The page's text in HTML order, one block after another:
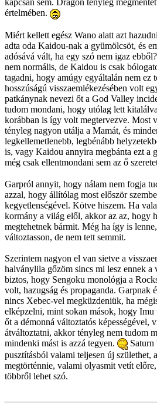
kapcsán sem. Dragon tényleg
értelmében.
Miért kellett egész Wano alatt azt
adta oda Kaidou-nak a gyümölcsöt, és
adósává vált, ha egy szó nem igaz
nem normális, de Kaidou is csak
tagadni, hogy amúgy egyáltalán nem ez
hosszúságú visszaemlékezésében volt
patkánynak nevezi őt a God Valley
tudom mondani, hogy utólag lett
korábban is így volt megtervezve. Most
tényleg nagyon utálja a Mamát, és
legkellemetlenebb, legbénább
is, vagy Kaidou annyira megbánta ezt a
még csak ellentmondani sem az ő
Garpról annyit, hogy nálam nem fogja
azzal, hogy állítólag most először
kegyetlenségével. Kötve hiszem. Ha
kormány a világ elől, akkor az az, hogy
megtehetnek bármit. Még ha így is
változtasson, de nem tett semmit.
Szerintem nagyon el van sietve a
halványlila gőzöm sincs mi lesz ennek a
biztos, hogy Sengoku monológja a
volt, hazugság és propaganda. Garpnak
nincs Xebec-vel megküzdeniük, ha
elképzelni, mint sokan mások, hogy Imu
őt a démonná változtatós képességével,
átváltoztatni, akkor tényleg nem tudom
mindenki mást is azzá tegyen.
Saturn
pusztításból valami teljesen új születhet,
megtörténnie, valami olyasmit vetít
többről lehet szó.